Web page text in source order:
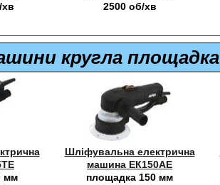
хв
2500 об/хв
кругла площадка
мм
Шліфувальна електрична
машина ЕК150АЕ
площадка 150 мм